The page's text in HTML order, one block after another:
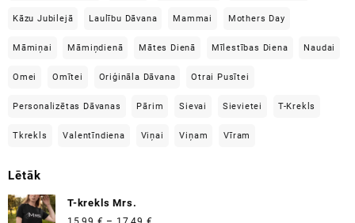
Kāzu Jubilejā Laulību Dāvana Mammai Mothers Day
Māmiņai Māmiņdienā Mātes Dienā Mīlestības Diena Naudai
Omei Omītei Oriģināla Dāvana Otrai Pusītei
Personalizētas Dāvanas Pārim Sievai Sievietei T-Krekls
Tkrekls Valentīndiena Viņai Viņam Vīram
Lētāk
T-krekls Mrs.